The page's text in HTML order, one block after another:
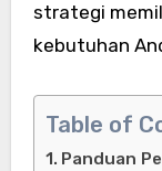
strategi
kebutuhan
Table of
Panduan